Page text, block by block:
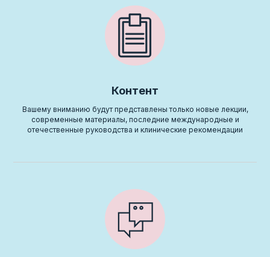
Контент
Вашему вниманию будут представлены только новые лекции,
современные материалы, последние международные и
отечественные руководства и клинические рекомендации